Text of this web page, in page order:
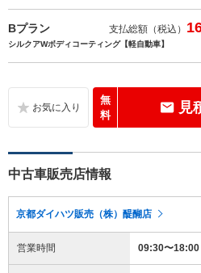
Bプラン 支払総額（税込）
シルクアWボディコーティング【軽自動車】
無
料
見
中古車販売店情報
京都ダイハツ販売（株）醍醐店
営業時間 09:30〜18:00